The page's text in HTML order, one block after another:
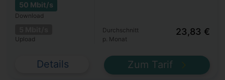
50 Mbit/s
Download
Upload
Durchschnitt
p. Monat
23,83 €
Details Zum Tarif